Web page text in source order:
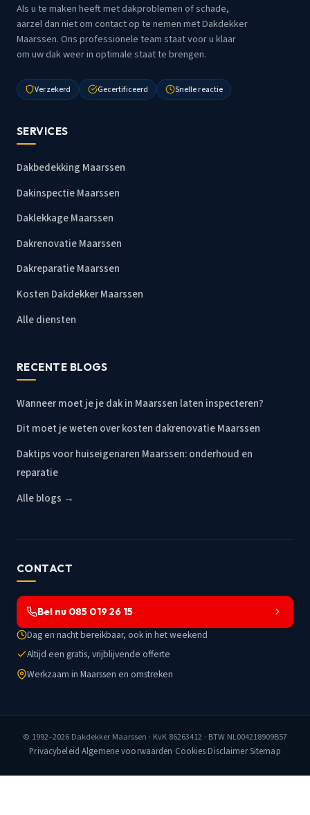
Als u te maken heeft met dakproblemen of schade,
aarzel dan niet om contact op te nemen met Dakdekker
Maarssen. Ons professionele team staat voor u klaar
om uw dak weer in optimale staat te brengen.
Verzekerd Gecertificeerd Snelle reactie
SERVICES
Dakbedekking Maarssen
Dakinspectie Maarssen
Daklekkage Maarssen
Dakrenovatie Maarssen
Dakreparatie Maarssen
Kosten Dakdekker Maarssen
Alle diensten
RECENTE BLOGS
Wanneer moet je je dak in Maarssen laten inspecteren?
Dit moet je weten over kosten dakrenovatie Maarssen
Daktips voor huiseigenaren Maarssen: onderhoud en
reparatie
Alle blogs →
CONTACT
Bel nu 085 019 26 15
Dag en nacht bereikbaar, ook in het weekend
Altijd een gratis, vrijblijvende offerte
Werkzaam in Maarssen en omstreken
© 1992–2026 Dakdekker Maarssen · KvK 86263412 · BTW NL004218909B57
Privacybeleid·Algemene voorwaarden·Cookies·Disclaimer·Sitemap